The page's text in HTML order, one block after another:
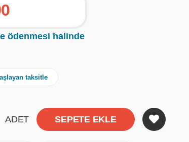
ödenmesi halinde
taksitle
ADET